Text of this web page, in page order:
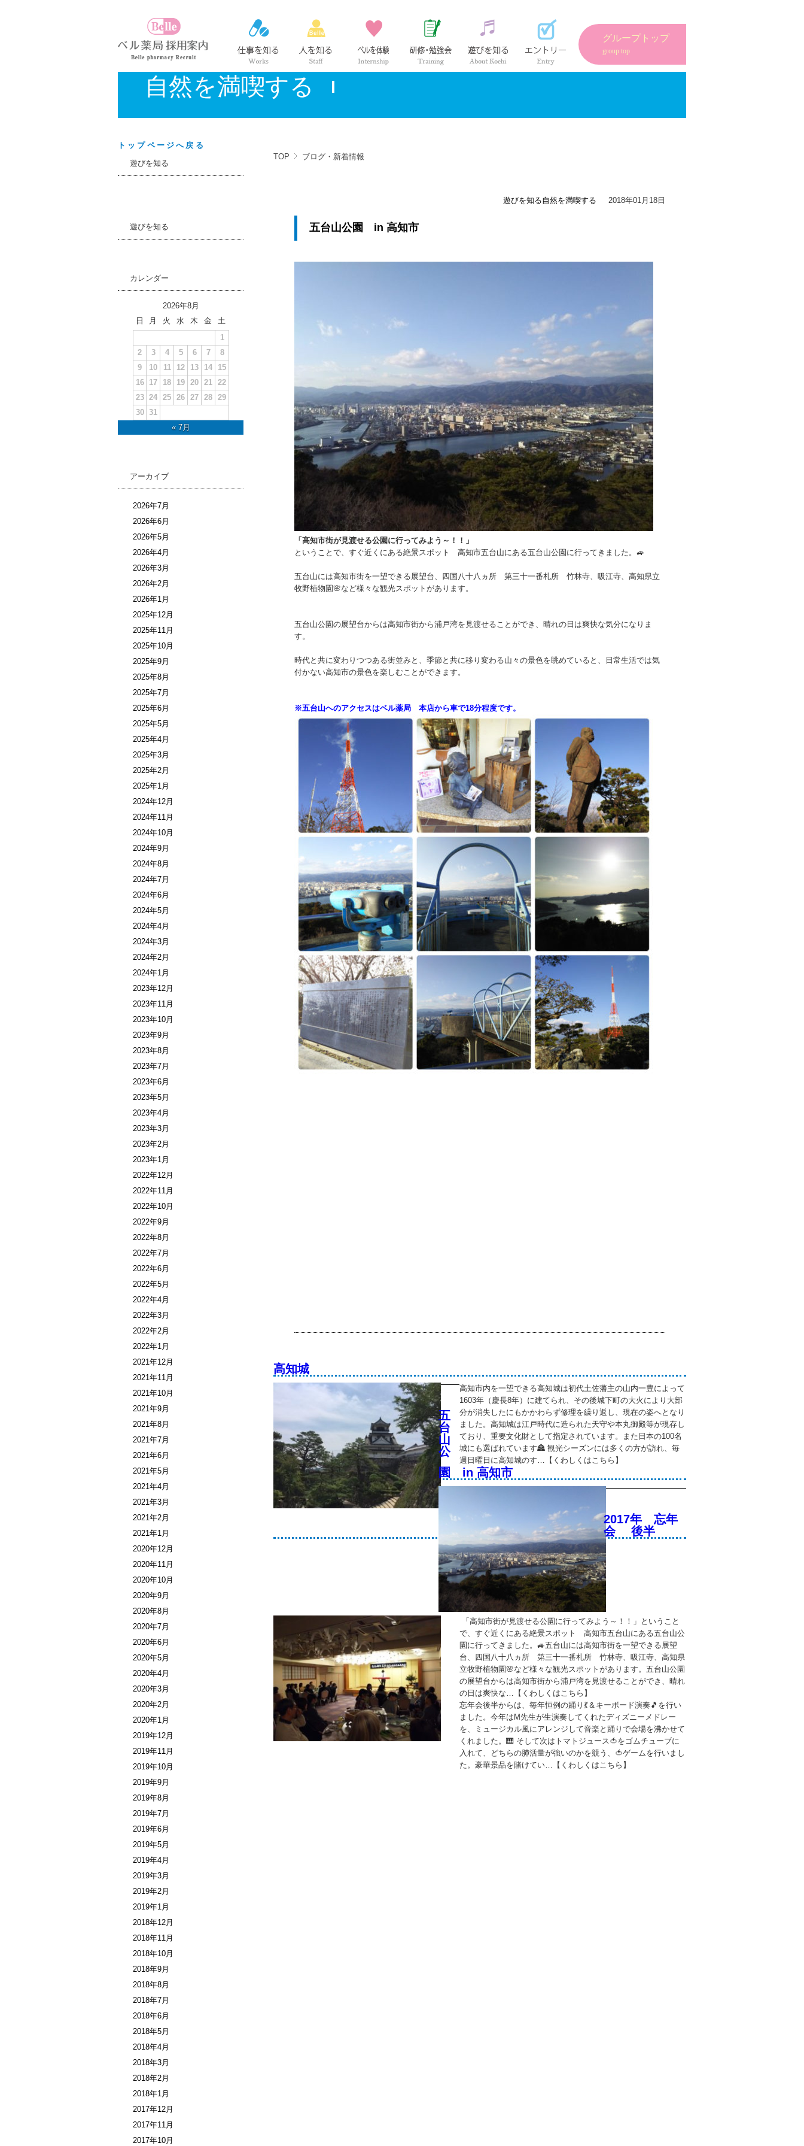
グループトップ
group top
ベル薬局の仕事 社員紹介 インターンシップ 研修・勉強会 高知の紹介 エントリーフォーム
自然を満喫する
TOP ブログ・新着情報
2018年01月18日
遊びを知る自然を満喫する
五台山公園 in 高知市
「高知市街が見渡せる公園に行ってみよう～！！」
ということで、すぐ近くにある絶景スポット 高知市五台山にある五台山公園に行ってきました。🚙
五台山には高知市街を一望できる展望台、四国八十八ヵ所 第三十一番札所 竹林寺、吸江寺、高知県立
牧野植物園🌸など様々な観光スポットがあります。
五台山公園の展望台からは高知市街から浦戸湾を見渡せることができ、晴れの日は爽快な気分になりま
す。
時代と共に変わりつつある街並みと、季節と共に移り変わる山々の景色を眺めていると、日常生活では気
付かない高知市の景色を楽しむことができます。
※五台山へのアクセスはベル薬局 本店から車で18分程度です。
高知城
高知市内を一望できる高知城は初代土佐藩主の山内一豊によって
1603年（慶長8年）に建てられ、その後城下町の大火により大部
分が消失したにもかかわらず修理を繰り返し、現在の姿へとなり
ました。高知城は江戸時代に造られた天守や本丸御殿等が現存し
ており、重要文化財として指定されています。また日本の100名
城にも選ばれています🏯 観光シーズンには多くの方が訪れ、毎
週日曜日に高知城のす…【くわしくはこちら】
五
台
山
公
園 in 高知市
「高知市街が見渡せる公園に行ってみよう～！！」ということ
で、すぐ近くにある絶景スポット 高知市五台山にある五台山公
園に行ってきました。🚙五台山には高知市街を一望できる展望
台、四国八十八ヵ所 第三十一番札所 竹林寺、吸江寺、高知県
立牧野植物園🌸など様々な観光スポットがあります。五台山公園
の展望台からは高知市街から浦戸湾を見渡せることができ、晴れ
の日は爽快な…【くわしくはこちら】
2017年 忘年
会 後半
忘年会後半からは、毎年恒例の踊り💃＆キーボード演奏🎵を行い
ました。今年はM先生が生演奏してくれたディズニーメドレー
を、ミュージカル風にアレンジして音楽と踊りで会場を沸かせて
くれました。🎹 そして次はトマトジュース🍅をゴムチューブに
入れて、どちらの肺活量が強いのかを競う、🍅ゲームを行いまし
た。豪華景品を賭けてい…【くわしくはこちら】
トップページへ戻る
遊びを知る
遊びを知る
カレンダー
2026年8月
日
月 火 水 木 金
土
1
2
3 4 5 6 7
8
9
10 11 12 13 14
15
16
17 18 19 20 21 22
23 24 25 26 27 28 29
30 31
« 7月
アーカイブ
2026年7月
2026年6月
2026年5月
2026年4月
2026年3月
2026年2月
2026年1月
2025年12月
2025年11月
2025年10月
2025年9月
2025年8月
2025年7月
2025年6月
2025年5月
2025年4月
2025年3月
2025年2月
2025年1月
2024年12月
2024年11月
2024年10月
2024年9月
2024年8月
2024年7月
2024年6月
2024年5月
2024年4月
2024年3月
2024年2月
2024年1月
2023年12月
2023年11月
2023年10月
2023年9月
2023年8月
2023年7月
2023年6月
2023年5月
2023年4月
2023年3月
2023年2月
2023年1月
2022年12月
2022年11月
2022年10月
2022年9月
2022年8月
2022年7月
2022年6月
2022年5月
2022年4月
2022年3月
2022年2月
2022年1月
2021年12月
2021年11月
2021年10月
2021年9月
2021年8月
2021年7月
2021年6月
2021年5月
2021年4月
2021年3月
2021年2月
2021年1月
2020年12月
2020年11月
2020年10月
2020年9月
2020年8月
2020年7月
2020年6月
2020年5月
2020年4月
2020年3月
2020年2月
2020年1月
2019年12月
2019年11月
2019年10月
2019年9月
2019年8月
2019年7月
2019年6月
2019年5月
2019年4月
2019年3月
2019年2月
2019年1月
2018年12月
2018年11月
2018年10月
2018年9月
2018年8月
2018年7月
2018年6月
2018年5月
2018年4月
2018年3月
2018年2月
2018年1月
2017年12月
2017年11月
2017年10月